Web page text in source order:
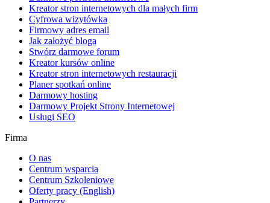
Kreator stron internetowych dla małych firm
Cyfrowa wizytówka
Firmowy adres email
Jak założyć bloga
Stwórz darmowe forum
Kreator kursów online
Kreator stron internetowych restauracji
Planer spotkań online
Darmowy hosting
Darmowy Projekt Strony Internetowej
Usługi SEO
Firma
O nas
Centrum wsparcia
Centrum Szkoleniowe
Oferty pracy (English)